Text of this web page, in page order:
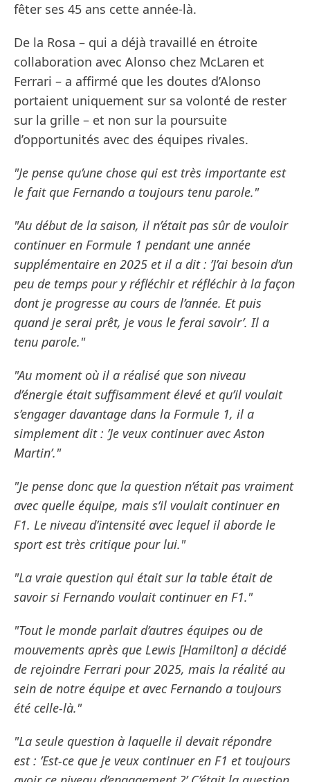
fêter ses 45 ans cette année-là.
De la Rosa – qui a déjà travaillé en étroite
collaboration avec Alonso chez McLaren et
Ferrari – a affirmé que les doutes d’Alonso
portaient uniquement sur sa volonté de rester
sur la grille – et non sur la poursuite
d’opportunités avec des équipes rivales.
"Je pense qu’une chose qui est très importante est
le fait que Fernando a toujours tenu parole."
"Au début de la saison, il n’était pas sûr de vouloir
continuer en Formule 1 pendant une année
supplémentaire en 2025 et il a dit : ’J’ai besoin d’un
peu de temps pour y réfléchir et réfléchir à la façon
dont je progresse au cours de l’année. Et puis
quand je serai prêt, je vous le ferai savoir’. Il a
tenu parole."
"Au moment où il a réalisé que son niveau
d’énergie était suffisamment élevé et qu’il voulait
s’engager davantage dans la Formule 1, il a
simplement dit : ’Je veux continuer avec Aston
Martin’."
"Je pense donc que la question n’était pas vraiment
avec quelle équipe, mais s’il voulait continuer en
F1. Le niveau d’intensité avec lequel il aborde le
sport est très critique pour lui."
"La vraie question qui était sur la table était de
savoir si Fernando voulait continuer en F1."
"Tout le monde parlait d’autres équipes ou de
mouvements après que Lewis [Hamilton] a décidé
de rejoindre Ferrari pour 2025, mais la réalité au
sein de notre équipe et avec Fernando a toujours
été celle-là."
"La seule question à laquelle il devait répondre
est : ’Est-ce que je veux continuer en F1 et toujours